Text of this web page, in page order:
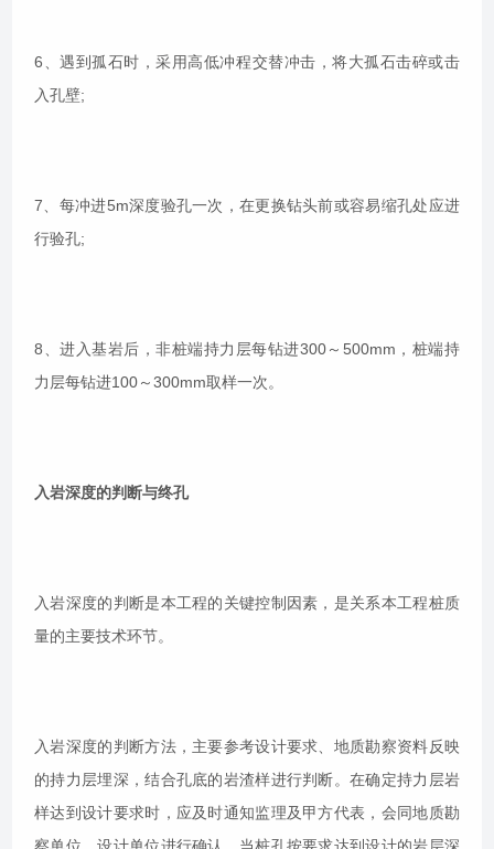
6、遇到孤石时，采用高低冲程交替冲击，将大孤石击碎或击
入孔壁;
7、每冲进5m深度验孔一次，在更换钻头前或容易缩孔处应进
行验孔;
8、进入基岩后，非桩端持力层每钻进300～500mm，桩端持
力层每钻进100～300mm取样一次。
入岩深度的判断与终孔
入岩深度的判断是本工程的关键控制因素，是关系本工程桩质
量的主要技术环节。
入岩深度的判断方法，主要参考设计要求、地质勘察资料反映
的持力层埋深，结合孔底的岩渣样进行判断。在确定持力层岩
样达到设计要求时，应及时通知监理及甲方代表，会同地质勘
察单位、设计单位进行确认。当桩孔按要求达到设计的岩层深